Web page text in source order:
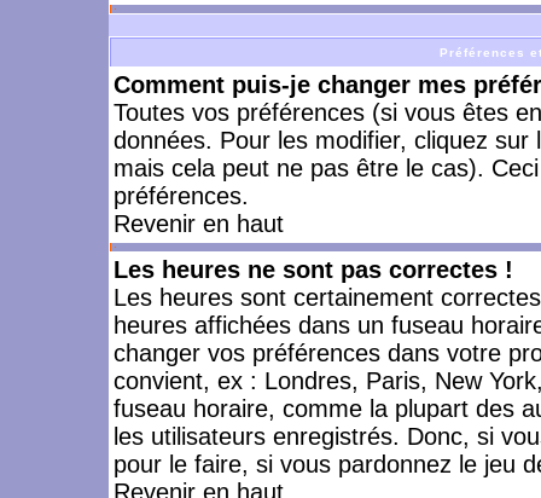
Préférences
Comment puis-je changer mes
Toutes vos préférences (si vous êtes
données. Pour les modifier, cliquez sur
mais cela peut ne pas être le cas).
préférences.
Revenir en haut
Les heures ne sont pas correctes !
Les heures sont certainement
heures affichées dans un fuseau
changer vos préférences dans votre
convient, ex : Londres, Paris, New
fuseau horaire, comme la plupart des
les utilisateurs enregistrés. Donc, si
pour le faire, si vous pardonnez le jeu
Revenir en haut